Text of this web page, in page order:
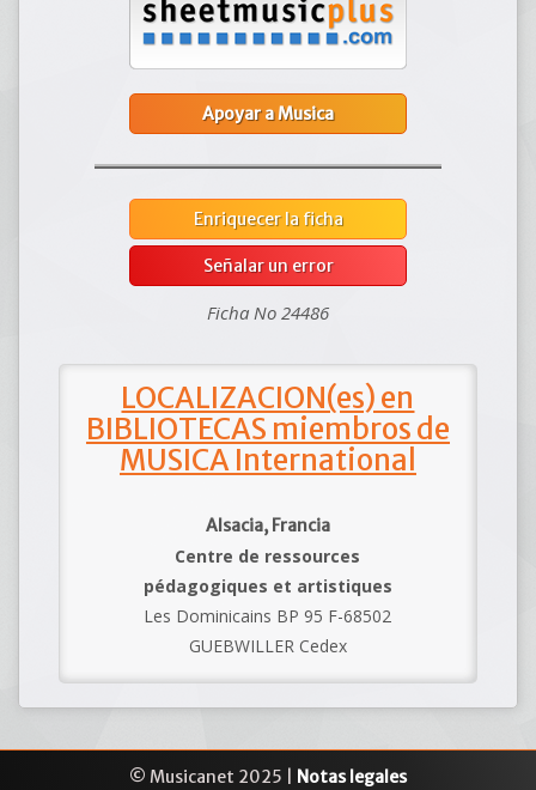
Apoyar a Musica
Enriquecer la ficha
Señalar un error
Ficha No 24486
LOCALIZACION(es) en
BIBLIOTECAS miembros de
MUSICA International
Alsacia, Francia
Centre de ressources
pédagogiques et artistiques
Les Dominicains BP 95 F-68502
GUEBWILLER Cedex
© Musicanet 2025 | Notas legales